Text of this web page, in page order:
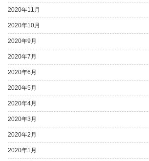
2020年11月
2020年10月
2020年9月
2020年7月
2020年6月
2020年5月
2020年4月
2020年3月
2020年2月
2020年1月